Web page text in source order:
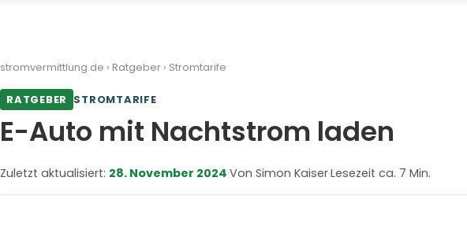
stromvermittlung.de › Ratgeber › Stromtarife
RATGEBER STROMTARIFE
E-Auto mit Nachtstrom laden
Zuletzt aktualisiert: 28. November 2024·Von Simon Kaiser·Lesezeit ca. 7 Min.